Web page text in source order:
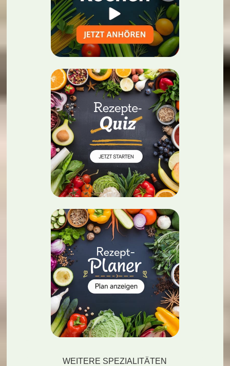
WEITERE SPEZIALITÄTEN